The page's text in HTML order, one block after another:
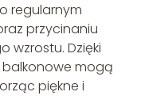
regularnym
przycinaniu
wzrostu. Dzięki
mogą
piękne i